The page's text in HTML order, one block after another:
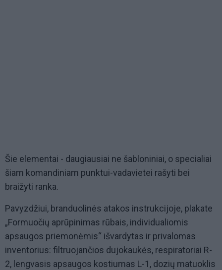
Šie elementai - daugiausiai ne šabloniniai, o specialiai
šiam komandiniam punktui-vadavietei rašyti bei
braižyti ranka.
Pavyzdžiui, branduolinės atakos instrukcijoje, plakate
„Formuočių aprūpinimas rūbais, individualiomis
apsaugos priemonėmis“ išvardytas ir privalomas
inventorius: filtruojančios dujokaukės, respiratoriai R-
2, lengvasis apsaugos kostiumas L-1, dozių matuoklis